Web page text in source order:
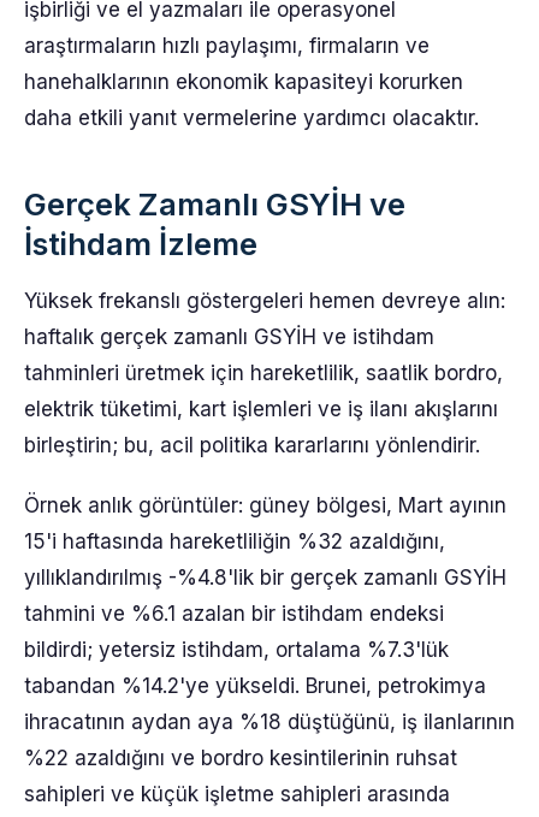
işbirliği ve el yazmaları ile operasyonel
araştırmaların hızlı paylaşımı, firmaların ve
hanehalklarının ekonomik kapasiteyi korurken
daha etkili yanıt vermelerine yardımcı olacaktır.
Gerçek Zamanlı GSYİH ve
İstihdam İzleme
Yüksek frekanslı göstergeleri hemen devreye alın:
haftalık gerçek zamanlı GSYİH ve istihdam
tahminleri üretmek için hareketlilik, saatlik bordro,
elektrik tüketimi, kart işlemleri ve iş ilanı akışlarını
birleştirin; bu, acil politika kararlarını yönlendirir.
Örnek anlık görüntüler: güney bölgesi, Mart ayının
15'i haftasında hareketliliğin %32 azaldığını,
yıllıklandırılmış -%4.8'lik bir gerçek zamanlı GSYİH
tahmini ve %6.1 azalan bir istihdam endeksi
bildirdi; yetersiz istihdam, ortalama %7.3'lük
tabandan %14.2'ye yükseldi. Brunei, petrokimya
ihracatının aydan aya %18 düştüğünü, iş ilanlarının
%22 azaldığını ve bordro kesintilerinin ruhsat
sahipleri ve küçük işletme sahipleri arasında